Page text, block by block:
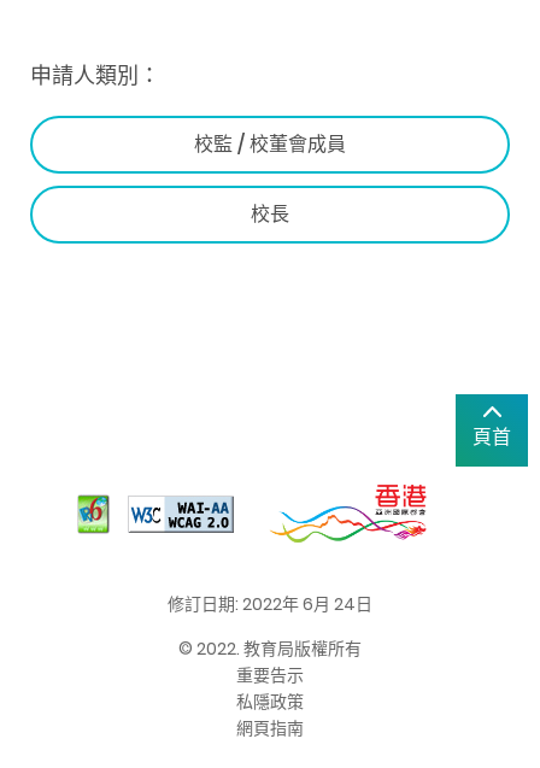
申請人類別：
校監 / 校董會成員
校長
頁首
修訂日期: 2022年 6月 24日
© 2022. 教育局版權所有
重要告示
私隱政策
網頁指南